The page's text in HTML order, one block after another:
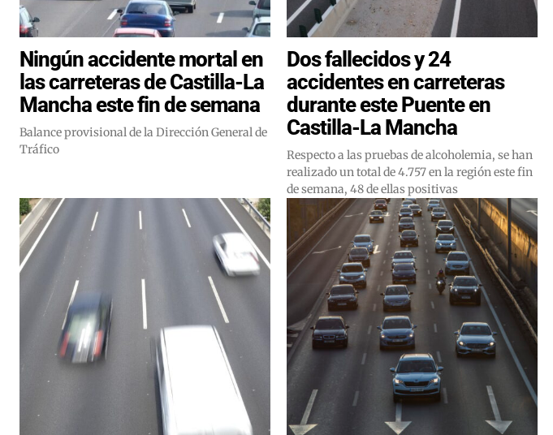
Ningún accidente mortal en
las carreteras de Castilla-La
Mancha este fin de semana
Balance provisional de la Dirección General de
Tráfico
Dos fallecidos y 24
accidentes en carreteras
durante este Puente en
Castilla-La Mancha
Respecto a las pruebas de alcoholemia, se han
realizado un total de 4.757 en la región este fin
de semana, 48 de ellas positivas